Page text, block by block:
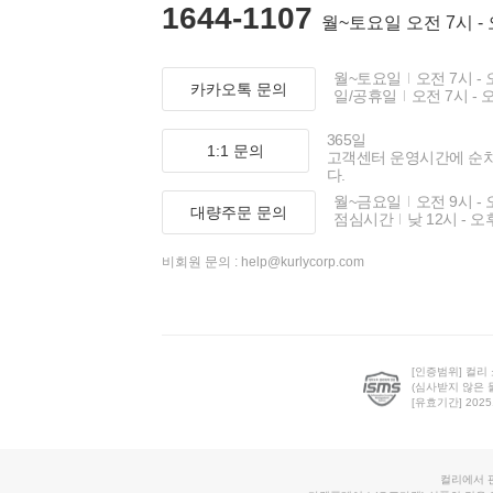
1644-1107 월~토요일 오전 7시 -
카카오톡 문의
월~토요일
오전 7시 -
일/공휴일
오전 7시 -
1:1 문의
365일
고객센터 운영시간에 순
다.
대량주문 문의
월~금요일
오전 9시 -
점심시간
낮 12시 - 오
비회원 문의 : help@kurlycorp.com
[인증범위] 컬리
(심사받지 않은
[유효기간]
컬리에서